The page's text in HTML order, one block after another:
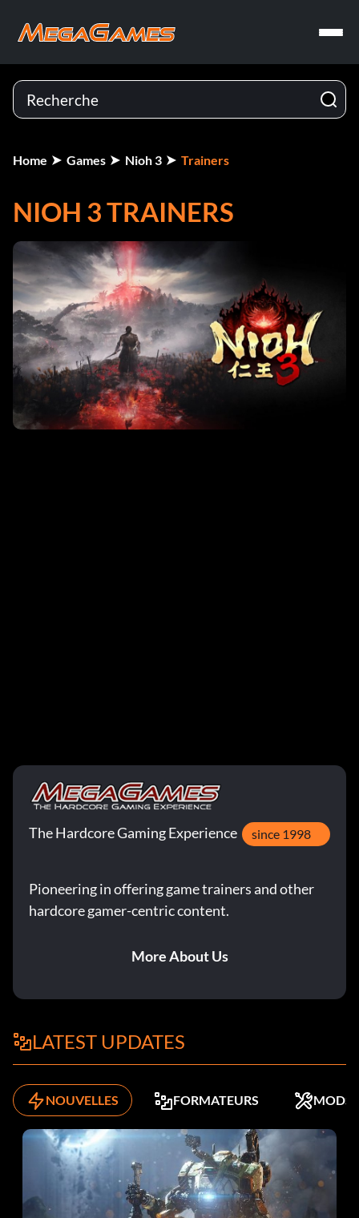
Home Games Nioh 3 Trainers
NIOH 3 TRAINERS
The Hardcore Gaming Experience since 1998
Pioneering in offering game trainers and other
hardcore gamer-centric content.
More About Us
LATEST UPDATES
NOUVELLES FORMATEURS MODS